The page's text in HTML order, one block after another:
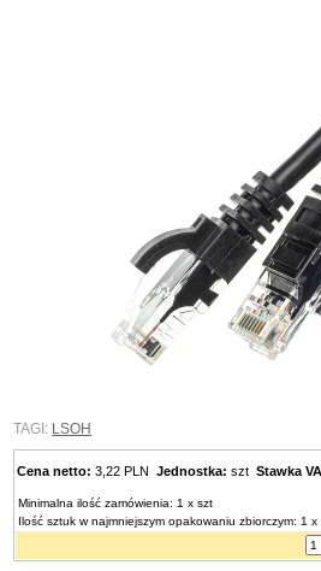
TAGI: LSOH
Cena netto: 3,22 PLNJednostka: sztStawka
Minimalna ilość zamówienia: 1 x szt
Ilość sztuk w najmniejszym opakowaniu zbiorczym: 1 x